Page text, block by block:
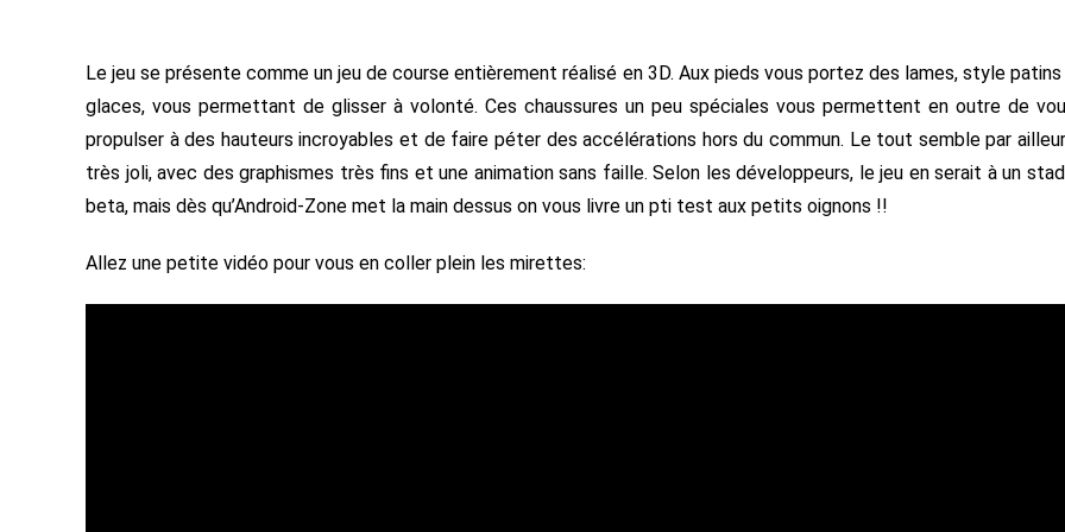
Le jeu se présente comme un jeu de course entièrement réalisé en 3D. Aux pieds vous portez des lames, style patins
glaces, vous permettant de glisser à volonté. Ces chaussures un peu spéciales vous permettent en outre de
propulser à des hauteurs incroyables et de faire péter des accélérations hors du commun. Le tout semble par
très joli, avec des graphismes très fins et une animation sans faille. Selon les développeurs, le jeu en serait à un
beta, mais dès qu’Android-Zone met la main dessus on vous livre un pti test aux petits oignons !!
Allez une petite vidéo pour vous en coller plein les mirettes: